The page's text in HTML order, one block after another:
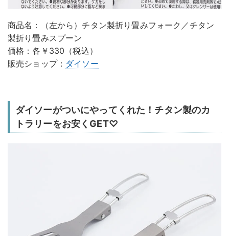
商品名：（左から）チタン製折り畳みフォーク／チタン
製折り畳みスプーン
価格：各￥330（税込）
販売ショップ： ダイソー
ダイソーがついにやってくれた！チタン製のカ
トラリーをお安くGET♡